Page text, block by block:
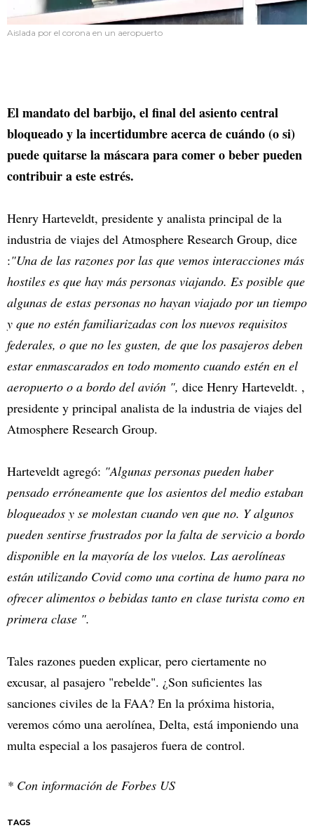
Aislada por el corona en un aeropuerto
El mandato del barbijo, el final del asiento central
bloqueado y la incertidumbre acerca de cuándo (o si)
puede quitarse la máscara para comer o beber pueden
contribuir a este estrés.
Henry Harteveldt, presidente y analista principal de la
industria de viajes del Atmosphere Research Group, dice
:"Una de las razones por las que vemos interacciones más
hostiles es que hay más personas viajando. Es posible que
algunas de estas personas no hayan viajado por un tiempo
y que no estén familiarizadas con los nuevos requisitos
federales, o que no les gusten, de que los pasajeros deben
estar enmascarados en todo momento cuando estén en el
aeropuerto o a bordo del avión ", dice Henry Harteveldt. ,
presidente y principal analista de la industria de viajes del
Atmosphere Research Group.
Harteveldt agregó: "Algunas personas pueden haber
pensado erróneamente que los asientos del medio estaban
bloqueados y se molestan cuando ven que no. Y algunos
pueden sentirse frustrados por la falta de servicio a bordo
disponible en la mayoría de los vuelos. Las aerolíneas
están utilizando Covid como una cortina de humo para no
ofrecer alimentos o bebidas tanto en clase turista como en
primera clase ".
Tales razones pueden explicar, pero ciertamente no
excusar, al pasajero "rebelde". ¿Son suficientes las
sanciones civiles de la FAA? En la próxima historia,
veremos cómo una aerolínea, Delta, está imponiendo una
multa especial a los pasajeros fuera de control.
* Con información de Forbes US
TAGS